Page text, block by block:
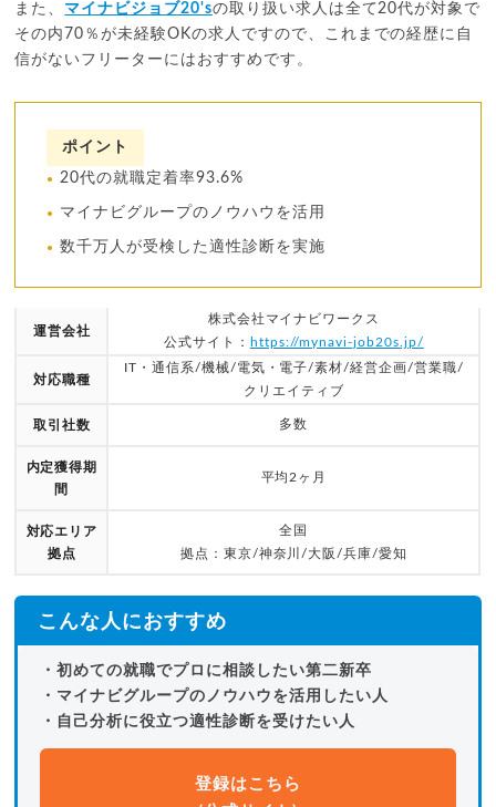
また、 マイナビジョブ20'sの取り扱い求人は全て20代が対象で
その内70％が未経験OKの求人ですので、これまでの経歴に自
信がないフリーターにはおすすめです。
ポイント
20代の就職定着率93.6%
マイナビグループのノウハウを活用
数千万人が受検した適性診断を実施
運営会社
株式会社マイナビワークス
公式サイト：
https://mynavi-job20s.jp/
対応職種
IT・通信系/機械/電気・電子/素材/経営企画/営業職/
クリエイティブ
取引社数 多数
内定獲得期
間
平均2ヶ月
対応エリア
拠点
全国
拠点：東京/神奈川/大阪/兵庫/愛知
こんな人におすすめ
・初めての就職でプロに相談したい第二新卒
・マイナビグループのノウハウを活用したい人
・自己分析に役立つ適性診断を受けたい人
登録はこちら